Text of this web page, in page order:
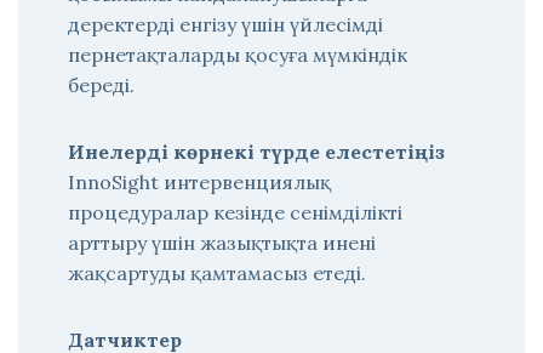
деректерді енгізу үшін үйлесімді
пернетақталарды қосуға мүмкіндік
береді.
Инелерді көрнекі түрде елестетіңіз
InnoSight интервенциялық
процедуралар кезінде сенімділікті
арттыру үшін жазықтықта инені
жақсартуды қамтамасыз етеді.
Датчиктер